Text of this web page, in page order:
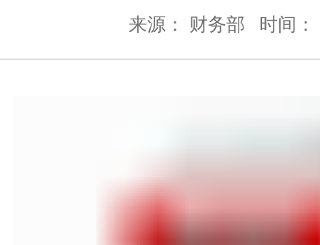
来源： 财务部 时间：